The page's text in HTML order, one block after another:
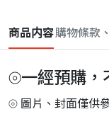
商品内容購物條款
⦾一經預購，
⦾ 圖片、封面僅供